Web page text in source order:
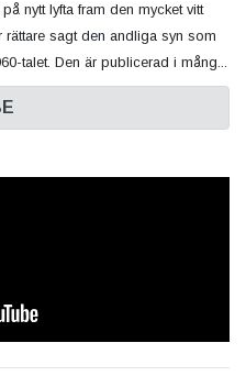
nytt lyfta fram den mycket vitt
sagt den andliga syn som
talet. Den är publicerad i mång...